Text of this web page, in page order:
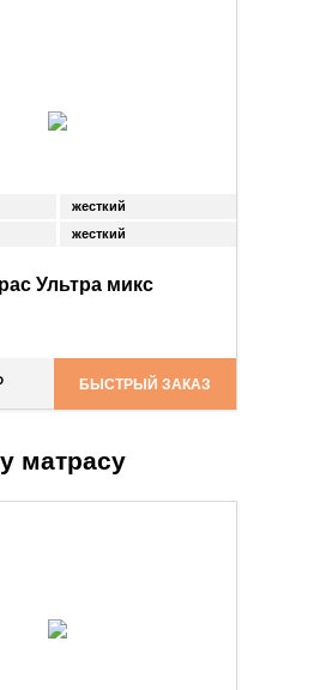
жесткий
жесткий
Ультра микс
БЫСТРЫЙ ЗАКАЗ
матрасу